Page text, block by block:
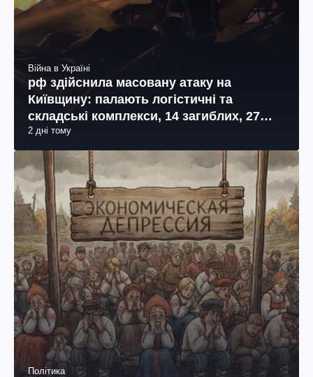
Війна в Україні
рф здійснила масовану атаку на
Київщину: палають логістичні та
складські комплекси, 14 загиблих, 27
поранених (фото, відео)
2 дні тому
Політика